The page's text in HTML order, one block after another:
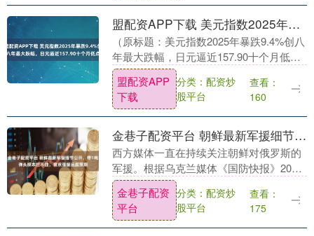
盟配资APP下载 美元指数2025年暴跌9.4%创八年最大跌幅，日元逼近157.90十个月低点
（原标题：美元指数2025年暴跌9.4%创八
年最大跌幅，日元逼近157.90十个月低
点） 金吾财讯|2026年首个交易日，美元
指数回升0.2%至98.44，但难....
盟配资APP
下载
分类：配资炒
股平台
查看：
160
金巷子配资平台 朝鲜最新军援细节公开，带1吨弹头根本拦不住，普京强援远超预期
西方媒体一直在持续关注朝鲜对俄罗斯的
军援。根据乌克兰媒体《国防快报》2025
年12月28日的报道，朝鲜最新的军援细节
已经公开，俄罗斯已接收到来自朝鲜的箭
矢-1丁....
金巷子配资
平台
分类：配资炒
股平台
查看：
175